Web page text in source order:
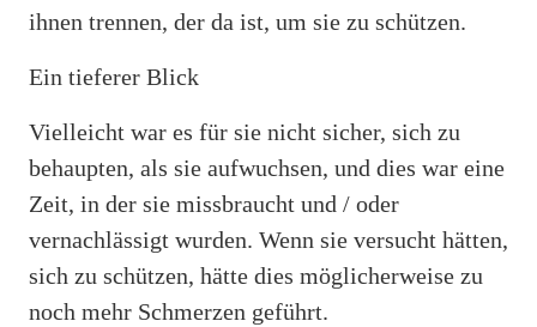
ihnen trennen, der da ist, um sie zu schützen.
Ein tieferer Blick
Vielleicht war es für sie nicht sicher, sich zu
behaupten, als sie aufwuchsen, und dies war eine
Zeit, in der sie missbraucht und / oder
vernachlässigt wurden. Wenn sie versucht hätten,
sich zu schützen, hätte dies möglicherweise zu
noch mehr Schmerzen geführt.